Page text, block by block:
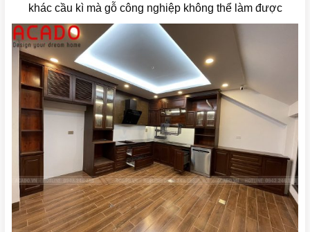
khác cầu kì mà gỗ công nghiệp không thể làm được